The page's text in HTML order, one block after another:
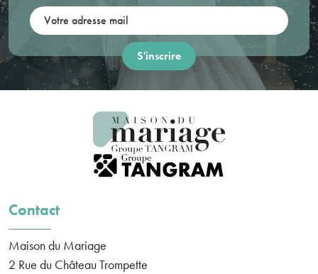
Contact
Maison du Mariage
2 Rue du Château Trompette